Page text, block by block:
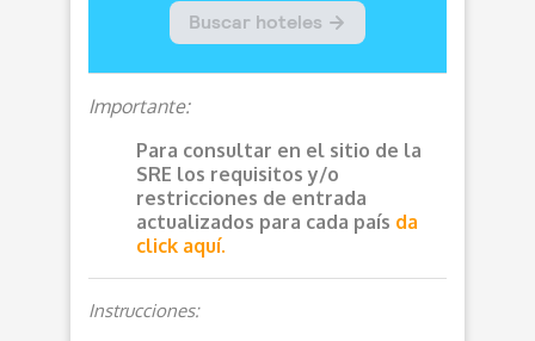
Importante:
Para consultar en el sitio de la
SRE los requisitos y/o
restricciones de entrada
actualizados para cada país da
click aquí.
Instrucciones: